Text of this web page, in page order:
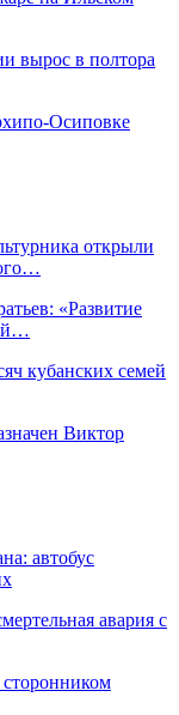
вырос в полтора
Осиповке
открыли
«Развитие
кубанских семей
Виктор
автобус
авария с
сторонником